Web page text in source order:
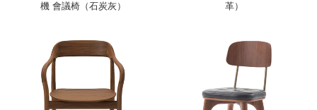
機 會議椅（石炭灰）
革）